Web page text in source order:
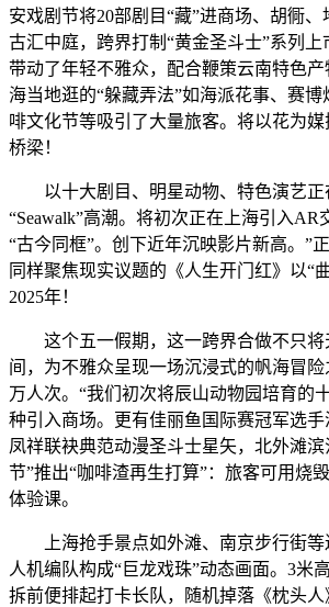
安戏剧节将20部剧目“藏”进商场、胡衕
古汇中庭，跨界打制“黄金圣斗士”系列上
带动了年轻不雅众，配合鞭策云南特色
海当地逛的“躲藏弄法”如海派花事、赛
啡文化节等吸引了大量旅客。将以花为
桥梁！
以十大剧目、明星动物、特色演艺正
“Seawalk”高潮。将初次正在上海引入
“古今同框”。创下近年沉映影片新高。”
同样聚焦现实议题的《人生开门红》以“
2025年！
这个五一假期，这一跨界合做不只将
间，为不雅众呈现一场沉浸式的帆海冒险
万人次。“我们初次将辰山动物园培育的
种引入商场。更有佳丽鱼国际赛冠军选
凤祥联袂典范动漫圣斗士星矢，北外滩
节”推出“咖啡渣再生打算”：旅客可用烧
体验课。
上海抢手景点如外滩、南京步行街等
人机编队构成“巨龙戏珠”动态画面。3米
拆前便排起打卡长队，随机掉落《枕头人